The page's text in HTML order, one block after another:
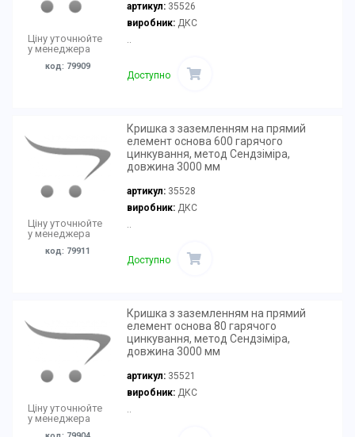
Ціну уточнюйте
у менеджера
код: 79909
артикул: 35526
виробник:ДКС
..
Доступно
Ціну уточнюйте
у менеджера
код: 79911
Кришка з заземленням на прямий
елемент основа 600 гарячого
цинкування, метод Сендзіміра,
довжина 3000 мм
артикул: 35528
виробник:ДКС
..
Доступно
Ціну уточнюйте
у менеджера
Кришка з заземленням на прямий
елемент основа 80 гарячого
цинкування, метод Сендзіміра,
довжина 3000 мм
артикул: 35521
виробник:ДКС
..